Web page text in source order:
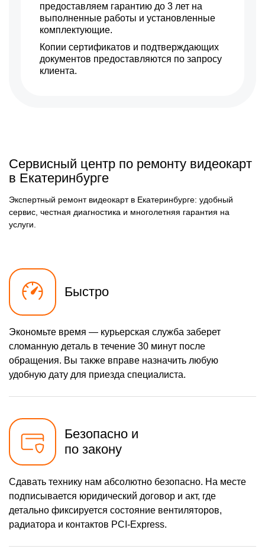
предоставляем гарантию до 3 лет на
выполненные работы и установленные
комплектующие.
Копии сертификатов и подтверждающих
документов предоставляются по запросу
клиента.
Сервисный центр по ремонту видеокарт
в Екатеринбурге
Экспертный ремонт видеокарт в Екатеринбурге: удобный
сервис, честная диагностика и многолетняя гарантия на
услуги.
Быстро
Экономьте время — курьерская служба заберет
сломанную деталь в течение 30 минут после
обращения. Вы также вправе назначить любую
удобную дату для приезда специалиста.
Безопасно и
по закону
Сдавать технику нам абсолютно безопасно. На месте
подписывается юридический договор и акт, где
детально фиксируется состояние вентиляторов,
радиатора и контактов PCI-Express.